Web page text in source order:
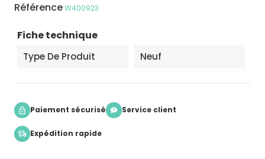
RéférenceW400923
Fiche technique
Type De Produit Neuf
Paiement sécurisé Service client
Expédition rapide